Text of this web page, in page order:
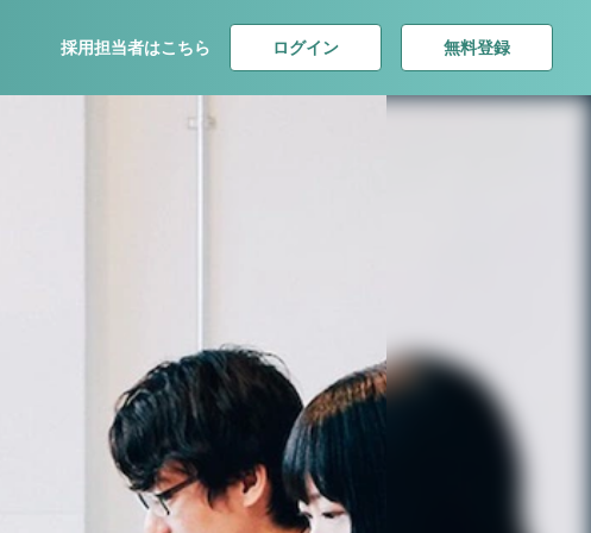
採用担当者はこちら ログイン 無料登録